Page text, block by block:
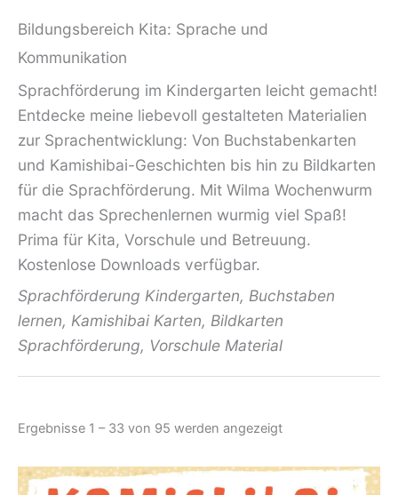
Bildungsbereich Kita: Sprache und
Kommunikation
Sprachförderung im Kindergarten leicht gemacht!
Entdecke meine liebevoll gestalteten Materialien
zur Sprachentwicklung: Von Buchstabenkarten
und Kamishibai-Geschichten bis hin zu Bildkarten
für die Sprachförderung. Mit Wilma Wochenwurm
macht das Sprechenlernen wurmig viel Spaß!
Prima für Kita, Vorschule und Betreuung.
Kostenlose Downloads verfügbar.
Sprachförderung Kindergarten, Buchstaben
lernen, Kamishibai Karten, Bildkarten
Sprachförderung, Vorschule Material
Ergebnisse 1 – 33 von 95 werden angezeigtNach